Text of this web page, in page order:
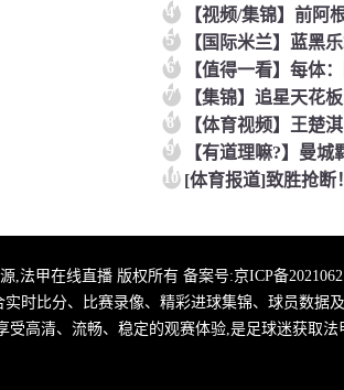
4
5
6
7
8
9
10
,法甲在线直播 版权所有 备案号:京ICP备
时比分、比赛录像、精彩进球集锦、球员数据
高清、流畅、稳定的观赛体验,是足球迷获取